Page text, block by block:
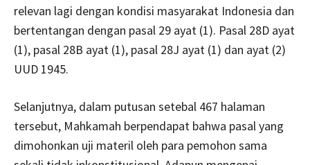
relevan lagi dengan kondisi masyarakat Indonesia dan
bertentangan dengan pasal 29 ayat (1). Pasal 28D ayat
(1), pasal 28B ayat (1), pasal 28J ayat (1) dan ayat (2)
UUD 1945.
Selanjutnya, dalam putusan setebal 467 halaman
tersebut, Mahkamah berpendapat bahwa pasal yang
dimohonkan uji materil oleh para pemohon sama